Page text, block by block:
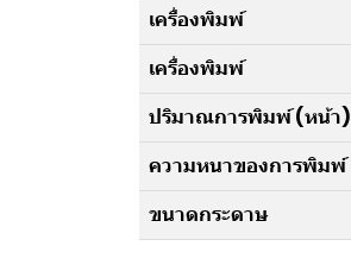
เครื่องพิมพ์
เครื่องพิมพ์
ปริมาณการพิมพ์ (หน้า)
ความหนาของการพิมพ์
ขนาดกระดาษ